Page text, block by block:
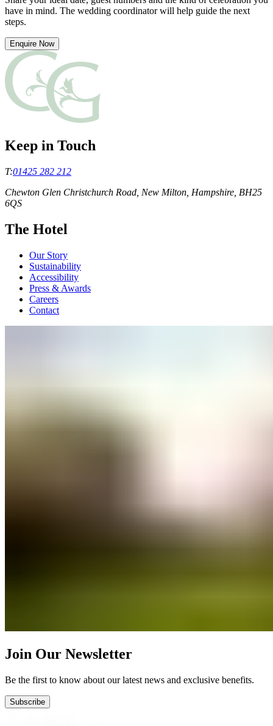
have in mind. The wedding coordinator will help guide the next
steps.​​​​‌ ‍ ​‍​‍‌‍ ‌ ​‍‌‍‍‌‌‍‌ ‌‍‍‌‌‍ ‍​‍​‍​ ‍‍​‍​‍‌ ​ ‌‍​‌‌‍ ‍‌‍‍‌‌ ‌​‌ ‍‌​‍ ‍‌‍‍‌‌‍ ​‍​‍​‍ ​​‍​‍‌‍‍​‌ ​‍‌‍‌‌‌‍‌‍​‍​‍​ ‍‍​‍​‍‌‍‍​‌ ‌​‌ ‌​‌ ​​‌ ​ ​ ‍‍​‍ ​‍ ‌‍ ​​‍ ‌‌‍​‌‌‍ ‍‌‍‌​​‍ ‌‌ ​‍​‍ ‌‌‍‍​‌‍ ‌ ‌​‌‍‌‌‌‍ ​‌ ​ ​‍ ‌‌ ​ ‌ ‌​‌ ‌‌‌‍‌​‌‍‍‌‌‍ ​‍ ‍‌ ‌‍‌‍‌‌‌ ​‍‌‍​ ‌‍‌‌‌‍ ​​‍ ‍‌‍​‌‌ ​​‌ ​​​‍ ‌‍‍‌‌‍ ‍‌ ‌​‌‍‌‌‌‍ ‍‌ ‌​​‍ ‌‍‌‌‌‍‌​‌‍‍‌‌ ‌​​‍ ‌‍ ‌‌‍ ‌‍‌​‌‍‌‌​ ‌‌ ​​‌ ​‍‌‍‌‌‌ ​ ‌‍‌‌‌‍ ‍‌ ‌​‌‍​‌‌ ‌​‌‍‍‌‌‍ ‌‍ ‍​ ‍ ‌‍‍‌‌‍‌​​ ‌​ ​‍​ ‍‌​ ‌​‌‍‌​​ ‌‌​ ‌‌‌‍‌‍​ ‌​​‍ ‌‌‍​‍‌‍‌‌​ ‌‌‌‍‌‌​‍ ‌​ ‌​​ ​​‌‍​‌​ ​‌​‍ ‌‌‍​‌​ ‌ ​ ‍‌​ ‌ ​‍ ‌‌‍‌‍​ ‌ ​ ​ ‌‍​‍‌‍‌‍‌‍‌​‌‍​ ‌‍‌‌​ ‌ ‌‍​‍‌‍‌‌​ ​​​ ‍ ‌ ‌​‌ ‍‌‌ ​​‌‍‌‌​ ‌‌‍‍​‌‍ ‌ ‌​‌‍‌‌‌‍ ​‌‌​ ‌‍‍‌‌ ‌​‌‍‌‌‌‌​​‌‍​‌‌‍‌ ‌‍‌‌​ ‍ ‌ ​​‌‍​‌‌ ‌​‌‍‍​​ ‌‌ ​​‌‍​‌‌‍‌ ‌‍‌‌‌​​‍‌ ‌‌‌‍‍‌‌‍ ​‌‍‌​‌‍‌‌‌ ​‍​‍‌‌​ ‌‌‌​​‍‌‌ ‌‍‍ ‌‍‌‌‌ ‍‌​‍‌‌​ ​ ‌​‌​​‍‌‌​ ​ ‌​‌​​‍‌‌​ ​‍​ ​‍‌‍​‍​ ​​​ ‌‌‌‍​‌‌‍​ ​ ​ ‌‍​‍‌‍​‌​ ‌‌​ ‍​​ ​ ‌‍​‌​‍‌‌​ ​‍​ ​‍​‍‌‌​ ‌‌‌​‌​​‍ ‍‌‍​‍‌‍ ‌‍‌​‌ ‍‌​‍‌‌​ ‌‌‌​​‍‌‌ ‌‍‍ ‌‍‌‌‌ ‍‌​‍‌‌​ ​ ‌​‌​​‍‌‌​ ​ ‌​‌​​‍‌‌​ ​‍​ ​‍​ ‍​​ ‌‍​ ​‌‌‍​‍​ ‌ ​ ​​​ ‌‍​ ​ ​ ​‌‌‍​‌​ ​​​ ‍‌​‍‌‌​ ​‍​ ​‍​‍‌‌​ ‌‌‌​‌​​‍ ‍‌‍​ ‌‍‍​‌‍‍‌‌‍ ​‌‍‌​‌ ​‍‌‍‌‌‌‍ ‍​‍‌‌​ ‌‌‌​​‍‌‌ ‌‍‍ ‌‍‌‌‌ ‍‌​‍‌‌​ ​ ‌​‌​​‍‌‌​ ​ ‌​‌​​‍‌‌​ ​‍​ ​‍​ ‌​​ ‌ ​ ‍‌​ ​‍​ ‍​‌‍‌​​ ​‍​ ​‌​ ‍​​ ‌​​ ‍‌​ ​ ​‍‌‌​ ​‍​ ​‍​‍‌‌​ ‌‌‌​‌​​‍ ‍‌ ‌​‌‍‌‌‌ ‍​‌ ‌​​ ‌‍​‍‌‍​‌‌ ​ ‌‍‌‌‌‌‌‌‌ ​‍‌‍ ​​ ‌‌‍‍​‌ ‌​‌ ‌​‌ ​​‌ ​ ​‍‌‌​ ​ ‌​​‌​‍‌‌​ ​‍‌​‌‍​‍‌‌​ ​‍‌​‌‍‌‍ ​​‍ ‌‌‍​‌‌‍ ‍‌‍‌​​‍ ‌‌ ​‍​‍ ‌‌‍‍​‌‍ ‌ ‌​‌‍‌‌‌‍ ​‌ ​ ​‍ ‌‌ ​ ‌ ‌​‌ ‌‌‌‍‌​‌‍‍‌‌‍ ​‍ ‍‌ ‌‍‌‍‌‌‌ ​‍‌‍​ ‌‍‌‌‌‍ ​​‍ ‍‌‍​‌‌ ​​‌ ​​​‍‌‍‌‍‍‌‌‍‌​​ ‌​ ​‍​ ‍‌​ ‌​‌‍‌​​ ‌‌​ ‌‌‌‍‌‍​ ‌​​‍ ‌‌‍​‍‌‍‌‌​ ‌‌‌‍‌‌​‍ ‌​ ‌​​ ​​‌‍​‌​ ​‌​‍ ‌‌‍​‌​ ‌ ​ ‍‌​ ‌ ​‍ ‌‌‍‌‍​ ‌ ​ ​ ‌‍​‍‌‍‌‍‌‍‌​‌‍​ ‌‍‌‌​ ‌ ‌‍​‍‌‍‌‌​ ​​​‍‌‍‌ ‌​‌ ‍‌‌ ​​‌‍‌‌​ ‌‌‍‍​‌‍ ‌ ‌​‌‍‌‌‌‍ ​‌‌​ ‌‍‍‌‌ ‌​‌‍‌‌‌‌​​‌‍​‌‌‍‌ ‌‍‌‌​‍‌‍‌ ​​‌‍​‌‌ ‌​‌‍‍​​ ‌‌ ​​‌‍​‌‌‍‌ ‌‍‌‌‌​​‍‌ ‌‌‌‍‍‌‌‍ ​‌‍‌​‌‍‌‌‌ ​‍​‍‌‌​ ‌‌‌​​‍‌‌ ‌‍‍ ‌‍‌‌‌ ‍‌​‍‌‌​ ​ ‌​‌​​‍‌‌​ ​ ‌​‌​​‍‌‌​ ​‍​ ​‍‌‍​‍​ ​​​ ‌‌‌‍​‌‌‍​ ​ ​ ‌‍​‍‌‍​‌​ ‌‌​ ‍​​ ​ ‌‍​‌​‍‌‌​ ​‍​ ​‍​‍‌‌​ ‌‌‌​‌​​‍ ‍‌‍​‍‌‍ ‌‍‌​‌ ‍‌​‍‌‌​ ‌‌‌​​‍‌‌ ‌‍‍ ‌‍‌‌‌ ‍‌​‍‌‌​ ​ ‌​‌​​‍‌‌​ ​ ‌​‌​​‍‌‌​ ​‍​ ​‍​ ‍​​ ‌‍​ ​‌‌‍​‍​ ‌ ​ ​​​ ‌‍​ ​ ​ ​‌‌‍​‌​ ​​​ ‍‌​‍‌‌​ ​‍​ ​‍​‍‌‌​ ‌‌‌​‌​​‍ ‍‌‍​ ‌‍‍​‌‍‍‌‌‍ ​‌‍‌​‌ ​‍‌‍‌‌‌‍ ‍​‍‌‌​ ‌‌‌​​‍‌‌ ‌‍‍ ‌‍‌‌‌ ‍‌​‍‌‌​ ​ ‌​‌​​‍‌‌​ ​ ‌​‌​​‍‌‌​ ​‍​ ​‍​ ‌​​ ‌ ​ ‍‌​ ​‍​ ‍​‌‍‌​​ ​‍​ ​‌​ ‍​​ ‌​​ ‍‌​ ​ ​‍‌‌​ ​‍​ ​‍​‍‌‌​ ‌‌‌​‌​​‍ ‍‌ ‌​‌‍‌‌‌ ‍​‌ ‌​​‍‌‍‌ ​​‌‍‌‌‌ ​‍‌ ​ ‌ ​​‌‍‌‌‌‍​ ‌ ‌​‌‍‍‌‌ ‌‍‌‍‌‌​ ‌‌ ​​‌ ‌‌‌‍​‍‌‍ ​‌‍‍‌‌ ​ ‌‍‍​‌‍‌‌‌‍‌​​‍​‍‌ ‌
Enquire Now​​​​‌ ‍ ​‍​‍‌‍ ‌ ​‍‌‍‍‌‌‍‌ ‌‍‍‌‌‍ ‍​‍​‍​ ‍‍​‍​‍‌ ​ ‌‍​‌‌‍ ‍‌‍‍‌‌ ‌​‌ ‍‌​‍ ‍‌‍‍‌‌‍ ​‍​‍​‍ ​​‍​‍‌‍‍​‌ ​‍‌‍‌‌‌‍‌‍​‍​‍​ ‍‍​‍​‍‌‍‍​‌ ‌​‌ ‌​‌ ​​‌ ​ ​ ‍‍​‍ ​‍ ‌‍ ​​‍ ‌‌‍​‌‌‍ ‍‌‍‌​​‍ ‌‌ ​‍​‍ ‌‌‍‍​‌‍ ‌ ‌​‌‍‌‌‌‍ ​‌ ​ ​‍ ‌‌ ​ ‌ ‌​‌ ‌‌‌‍‌​‌‍‍‌‌‍ ​‍ ‍‌ ‌‍‌‍‌‌‌ ​‍‌‍​ ‌‍‌‌‌‍ ​​‍ ‍‌‍​‌‌ ​​‌ ​​​‍ ‌‍‍‌‌‍ ‍‌ ‌​‌‍‌‌‌‍ ‍‌ ‌​​‍ ‌‍‌‌‌‍‌​‌‍‍‌‌ ‌​​‍ ‌‍ ‌‌‍ ‌‍‌​‌‍‌‌​ ‌‌ ​​‌ ​‍‌‍‌‌‌ ​ ‌‍‌‌‌‍ ‍‌ ‌​‌‍​‌‌ ‌​‌‍‍‌‌‍ ‌‍ ‍​ ‍ ‌‍‍‌‌‍‌​​ ‌​ ​‍​ ‍‌​ ‌​‌‍‌​​ ‌‌​ ‌‌‌‍‌‍​ ‌​​‍ ‌‌‍​‍‌‍‌‌​ ‌‌‌‍‌‌​‍ ‌​ ‌​​ ​​‌‍​‌​ ​‌​‍ ‌‌‍​‌​ ‌ ​ ‍‌​ ‌ ​‍ ‌‌‍‌‍​ ‌ ​ ​ ‌‍​‍‌‍‌‍‌‍‌​‌‍​ ‌‍‌‌​ ‌ ‌‍​‍‌‍‌‌​ ​​​ ‍ ‌ ‌​‌ ‍‌‌ ​​‌‍‌‌​ ‌‌‍‍​‌‍ ‌ ‌​‌‍‌‌‌‍ ​‌‌​ ‌‍‍‌‌ ‌​‌‍‌‌‌‌​​‌‍​‌‌‍‌ ‌‍‌‌​ ‍ ‌ ​​‌‍​‌‌ ‌​‌‍‍​​ ‌‌ ​​‌‍​‌‌‍‌ ‌‍‌‌‌​​‍‌ ‌‌‌‍‍‌‌‍ ​‌‍‌​‌‍‌‌‌ ​‍​‍‌‌​ ‌‌‌​​‍‌‌ ‌‍‍ ‌‍‌‌‌ ‍‌​‍‌‌​ ​ ‌​‌​​‍‌‌​ ​ ‌​‌​​‍‌‌​ ​‍​ ​‍‌‍​‍​ ​​​ ‌‌‌‍​‌‌‍​ ​ ​ ‌‍​‍‌‍​‌​ ‌‌​ ‍​​ ​ ‌‍​‌​‍‌‌​ ​‍​ ​‍​‍‌‌​ ‌‌‌​‌​​‍ ‍‌ ​​‌ ​‍‌‍‍‌‌‍ ‌‌‍​‌‌ ​‍‌ ‍‌‌​​ ‌ ‌​‌‍​‌​‍ ‍‌‍ ​‌‍​‌‌‍​‍‌‍‌‌‌‍ ​​ ‌‍​‍‌‍​‌‌ ​ ‌‍‌‌‌‌‌‌‌ ​‍‌‍ ​​ ‌‌‍‍​‌ ‌​‌ ‌​‌ ​​‌ ​ ​‍‌‌​ ​ ‌​​‌​‍‌‌​ ​‍‌​‌‍​‍‌‌​ ​‍‌​‌‍‌‍ ​​‍ ‌‌‍​‌‌‍ ‍‌‍‌​​‍ ‌‌ ​‍​‍ ‌‌‍‍​‌‍ ‌ ‌​‌‍‌‌‌‍ ​‌ ​ ​‍ ‌‌ ​ ‌ ‌​‌ ‌‌‌‍‌​‌‍‍‌‌‍ ​‍ ‍‌ ‌‍‌‍‌‌‌ ​‍‌‍​ ‌‍‌‌‌‍ ​​‍ ‍‌‍​‌‌ ​​‌ ​​​‍‌‍‌‍‍‌‌‍‌​​ ‌​ ​‍​ ‍‌​ ‌​‌‍‌​​ ‌‌​ ‌‌‌‍‌‍​ ‌​​‍ ‌‌‍​‍‌‍‌‌​ ‌‌‌‍‌‌​‍ ‌​ ‌​​ ​​‌‍​‌​ ​‌​‍ ‌‌‍​‌​ ‌ ​ ‍‌​ ‌ ​‍ ‌‌‍‌‍​ ‌ ​ ​ ‌‍​‍‌‍‌‍‌‍‌​‌‍​ ‌‍‌‌​ ‌ ‌‍​‍‌‍‌‌​ ​​​‍‌‍‌ ‌​‌ ‍‌‌ ​​‌‍‌‌​ ‌‌‍‍​‌‍ ‌ ‌​‌‍‌‌‌‍ ​‌‌​ ‌‍‍‌‌ ‌​‌‍‌‌‌‌​​‌‍​‌‌‍‌ ‌‍‌‌​‍‌‍‌ ​​‌‍​‌‌ ‌​‌‍‍​​ ‌‌ ​​‌‍​‌‌‍‌ ‌‍‌‌‌​​‍‌ ‌‌‌‍‍‌‌‍ ​‌‍‌​‌‍‌‌‌ ​‍​‍‌‌​ ‌‌‌​​‍‌‌ ‌‍‍ ‌‍‌‌‌ ‍‌​‍‌‌​ ​ ‌​‌​​‍‌‌​ ​ ‌​‌​​‍‌‌​ ​‍​ ​‍‌‍​‍​ ​​​ ‌‌‌‍​‌‌‍​ ​ ​ ‌‍​‍‌‍​‌​ ‌‌​ ‍​​ ​ ‌‍​‌​‍‌‌​ ​‍​ ​‍​‍‌‌​ ‌‌‌​‌​​‍ ‍‌ ​​‌ ​‍‌‍‍‌‌‍ ‌‌‍​‌‌ ​‍‌ ‍‌‌​​ ‌ ‌​‌‍​‌​‍ ‍‌‍ ​‌‍​‌‌‍​‍‌‍‌‌‌‍ ​​‍‌‍‌ ​​‌‍‌‌‌ ​‍‌ ​ ‌ ​​‌‍‌‌‌‍​ ‌ ‌​‌‍‍‌‌ ‌‍‌‍‌‌​ ‌‌ ​​‌ ‌‌‌‍​‍‌‍ ​‌‍‍‌‌ ​ ‌‍‍​‌‍‌‌‌‍‌​​‍​‍‌ ‌
Keep in Touch
T:01425 282 212
Chewton Glen Christchurch Road, New Milton, Hampshire, BH25
6QS
The Hotel
Our Story
Sustainability
Accessibility
Press & Awards
Careers
Contact
Join Our Newsletter
Be the first to know about our latest news and exclusive benefits.
Subscribe